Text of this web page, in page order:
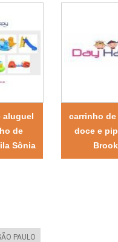
aluguel
de
Sônia
carrinho
doce e
PAULO